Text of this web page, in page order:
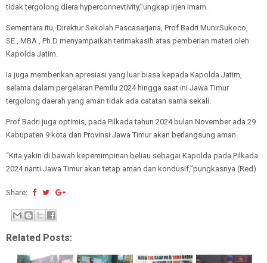
tidak tergolong diera hyperconnevtivity,”ungkap Irjen Imam.
Sementara itu, Direktur Sekolah Pascasarjana, Prof Badri MunirSukoco,
SE., MBA., Ph.D menyampaikan terimakasih atas pemberian materi oleh
Kapolda Jatim.
Ia juga memberikan apresiasi yang luar biasa kepada Kapolda Jatim,
selama dalam pergelaran Pemilu 2024 hingga saat ini Jawa Timur
tergolong daerah yang aman tidak ada catatan sama sekali.
Prof Badri juga optimis, pada Pilkada tahun 2024 bulan November ada 29
Kabupaten 9 kota dan Provinsi Jawa Timur akan berlangsung aman.
“Kita yakin di bawah kepemimpinan beliau sebagai Kapolda pada Pilkada
2024 nanti Jawa Timur akan tetap aman dan kondusif,”pungkasnya.(Red)
Share:
Related Posts: